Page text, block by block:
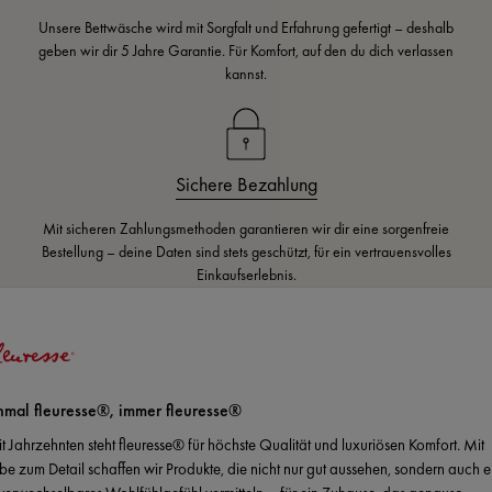
Unsere Bettwäsche wird mit Sorgfalt und Erfahrung gefertigt – deshalb
geben wir dir 5 Jahre Garantie. Für Komfort, auf den du dich verlassen
kannst.
Sichere Bezahlung
Mit sicheren Zahlungsmethoden garantieren wir dir eine sorgenfreie
Bestellung – deine Daten sind stets geschützt, für ein vertrauensvolles
Einkaufserlebnis.
fleuresse®, immer fleuresse®
Jahrzehnten steht fleuresse® für höchste Qualität und luxuriösen Komfort. Mit
zum Detail schaffen wir Produkte, die nicht nur gut aussehen, sondern auch